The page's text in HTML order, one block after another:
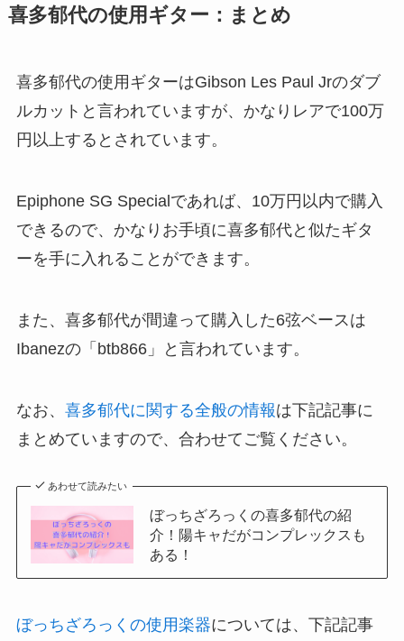
喜多郁代の使用ギター：まとめ
喜多郁代の使用ギターはGibson Les Paul Jrのダブ
ルカットと言われていますが、かなりレアで100万
円以上するとされています。
Epiphone SG Specialであれば、10万円以内で購入
できるので、かなりお手頃に喜多郁代と似たギタ
ーを手に入れることができます。
また、喜多郁代が間違って購入した6弦ベースは
Ibanezの「btb866」と言われています。
なお、 喜多郁代に関する全般の情報は下記記事に
まとめていますので、合わせてご覧ください。
あわせて読みたい
ぼっちざろっくの喜多郁代の紹
介！陽キャだがコンプレックスも
ある！
ぼっちざろっくの使用楽器については、下記記事